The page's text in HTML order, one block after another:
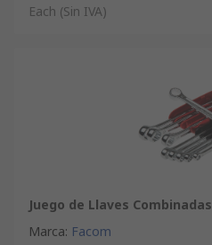
Each (Sin IVA)
Juego de Llaves Combinadas
Marca: Facom